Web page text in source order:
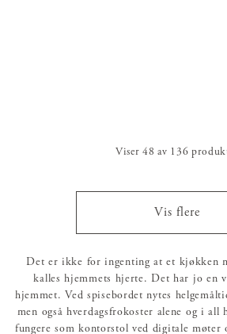
Viser48 av 136
Vis flere
Det er ikke for ingenting at et kjøkken
kalles hjemmets hjerte. Det har jo en
hjemmet. Ved spisebordet nytes
men også hverdagsfrokoster alene og i all
fungere som kontorstol ved digitale møter